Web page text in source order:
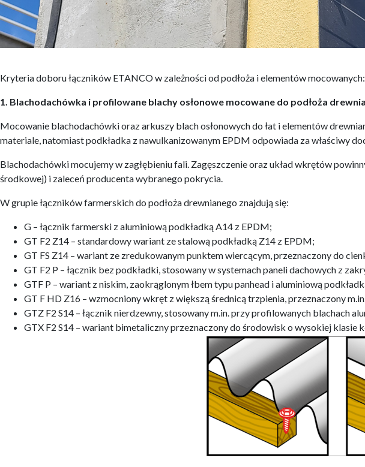
Kryteria doboru łączników ETANCO w zależności od podłoża i elementów mocowanych:
1. Blachodachówka i profilowane blachy osłonowe mocowane do podłoża
Mocowanie blachodachówki oraz arkuszy blach osłonowych do łat i elementów
materiale, natomiast podkładka z nawulkanizowanym EPDM odpowiada za właściwy
Blachodachówki mocujemy w zagłębieniu fali. Zagęszczenie oraz układ wkrętów
środkowej) i zaleceń producenta wybranego pokrycia.
W grupie łączników farmerskich do podłoża drewnianego znajdują się:
G – łącznik farmerski z aluminiową podkładką A14 z EPDM;
GT F2 Z14 – standardowy wariant ze stalową podkładką Z14 z EPDM;
GT FS Z14 – wariant ze zredukowanym punktem wiercącym, przeznaczony do
GT F2 P – łącznik bez podkładki, stosowany w systemach paneli dachowych z
GTF P – wariant z niskim, zaokrąglonym łbem typu panhead i aluminiową
GT F HD Z16 – wzmocniony wkręt z większą średnicą trzpienia, przeznaczony
GTZ F2 S14 – łącznik nierdzewny, stosowany m.in. przy profilowanych blachach
GTX F2 S14 – wariant bimetaliczny przeznaczony do środowisk o wysokiej klasie